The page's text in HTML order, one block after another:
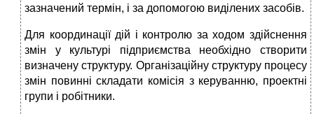
зазначений термін, і за допомогою виділених засобів.
Для координації дій і контролю за ходом здійснення
змін у культурі підприємства необхідно створити
визначену структуру. Організаційну структуру процесу
змін повинні складати комісія з керуванню, проектні
групи і робітники.